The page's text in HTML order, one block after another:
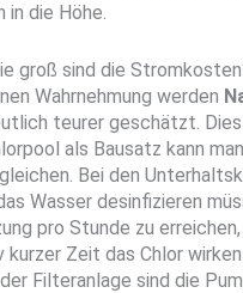
in die Höhe.
groß sind die
Wahrnehmung werden
teurer geschätzt.
als Bausatz kann
Bei den
Wasser desinfizieren
pro Stunde zu
kurzer Zeit das Chlor
Filteranlage sind die